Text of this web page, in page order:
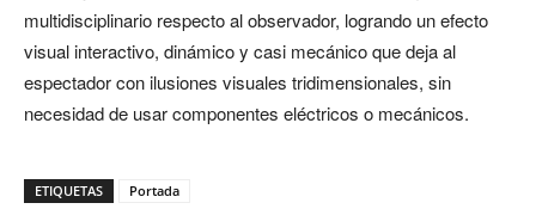
multidisciplinario respecto al observador, logrando un efecto
visual interactivo, dinámico y casi mecánico que deja al
espectador con ilusiones visuales tridimensionales, sin
necesidad de usar componentes eléctricos o mecánicos.
ETIQUETAS Portada